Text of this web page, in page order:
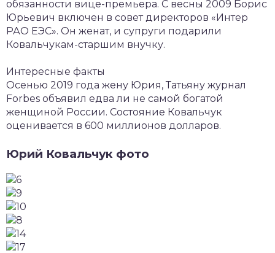
обязанности вице-премьера. С весны 2009 Борис
Юрьевич включен в совет директоров «Интер
РАО ЕЭС». Он женат, и супруги подарили
Ковальчукам-старшим внучку.
Интересные факты
Осенью 2019 года жену Юрия, Татьяну журнал
Forbes объявил едва ли не самой богатой
женщиной России. Состояние Ковальчук
оценивается в 600 миллионов долларов.
Юрий Ковальчук фото